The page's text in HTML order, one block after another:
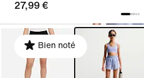
27,99 €
Bien noté